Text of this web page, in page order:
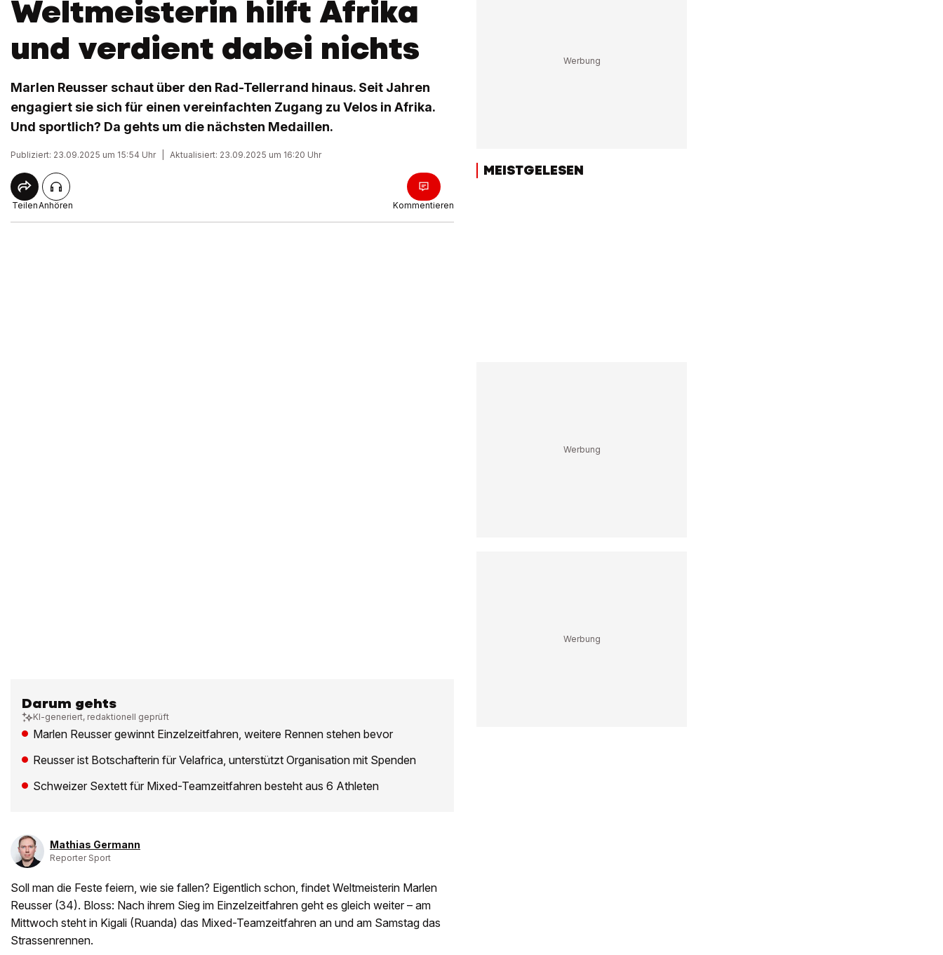
Weltmeisterin hilft Afrika
und verdient dabei nichts
Marlen Reusser schaut über den Rad-Tellerrand hinaus. Seit Jahren
engagiert sie sich für einen vereinfachten Zugang zu Velos in Afrika.
Und sportlich? Da gehts um die nächsten Medaillen.
Publiziert: 23.09.2025 um 15:54 Uhr Aktualisiert: 23.09.2025 um 16:20 Uhr
TeilenAnhören Kommentieren
Darum gehts
KI-generiert, redaktionell geprüft
Marlen Reusser gewinnt Einzelzeitfahren, weitere Rennen stehen bevor
Reusser ist Botschafterin für Velafrica, unterstützt Organisation mit Spenden
Schweizer Sextett für Mixed-Teamzeitfahren besteht aus 6 Athleten
Mathias Germann
Reporter Sport
Soll man die Feste feiern, wie sie fallen? Eigentlich schon, findet Weltmeisterin Marlen
Reusser (34). Bloss: Nach ihrem Sieg im Einzelzeitfahren geht es gleich weiter – am
Mittwoch steht in Kigali (Ruanda) das Mixed-Teamzeitfahren an und am Samstag das
Strassenrennen.
MEISTGELESEN